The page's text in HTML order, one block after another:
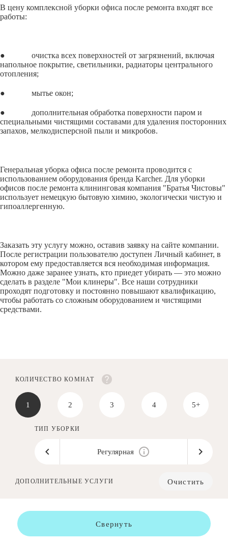
В цену комплексной уборки офиса после ремонта входят все
работы:
● очистка всех поверхностей от загрязнений, включая
напольное покрытие, светильники, радиаторы центрального
отопления;
● мытье окон;
● дополнительная обработка поверхности паром и
специальными чистящими составами для удаления посторонних
запахов, мелкодисперсной пыли и микробов.
Генеральная уборка офиса после ремонта проводится с
использованием оборудования бренда Karcher. Для уборки
офисов после ремонта клининговая компания "Братья Чистовы"
использует немецкую бытовую химию, экологически чистую и
гипоаллергенную.
Заказать эту услугу можно, оставив заявку на сайте компании.
После регистрации пользователю доступен Личный кабинет, в
котором ему предоставляется вся необходимая информация.
Можно даже заранее узнать, кто приедет убирать — это можно
сделать в разделе "Мои клинеры". Все наши сотрудники
проходят подготовку и постоянно повышают квалификацию,
чтобы работать со сложным оборудованием и чистящими
средствами.
КОЛИЧЕСТВО КОМНАТ
1 2 3 4 5+
ТИП УБОРКИ
Регулярная
ДОПОЛНИТЕЛЬНЫЕ УСЛУГИ Очистить
Свернуть